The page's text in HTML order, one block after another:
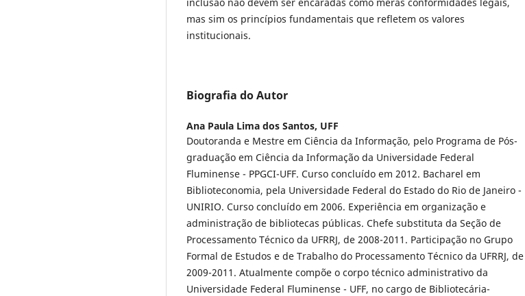
mas sim os princípios fundamentais que refletem os valores
institucionais.
Biografia do Autor
Ana Paula Lima dos Santos, UFF
Doutoranda e Mestre em Ciência da Informação, pelo Programa de Pós-
graduação em Ciência da Informação da Universidade Federal
Fluminense - PPGCI-UFF. Curso concluído em 2012. Bacharel em
Biblioteconomia, pela Universidade Federal do Estado do Rio de Janeiro -
UNIRIO. Curso concluído em 2006. Experiência em organização e
administração de bibliotecas públicas. Chefe substituta da Seção de
Processamento Técnico da UFRRJ, de 2008-2011. Participação no Grupo
Formal de Estudos e de Trabalho do Processamento Técnico da UFRRJ, de
2009-2011. Atualmente compõe o corpo técnico administrativo da
Universidade Federal Fluminense - UFF, no cargo de Bibliotecária-